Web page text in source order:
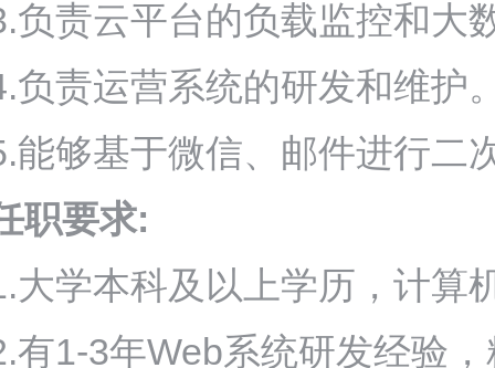
负责云平台的负载监控和大
负责运营系统的研发和维护
能够基于微信、邮件进行二
职要求:
大学本科及以上学历，计算
有1-3年Web系统研发经验